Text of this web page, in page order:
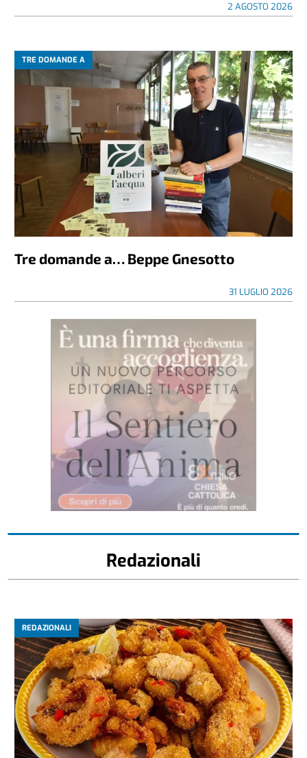
2 AGOSTO 2026
TRE DOMANDE A
Tre domande a… Beppe Gnesotto
31 LUGLIO 2026
Redazionali
REDAZIONALI